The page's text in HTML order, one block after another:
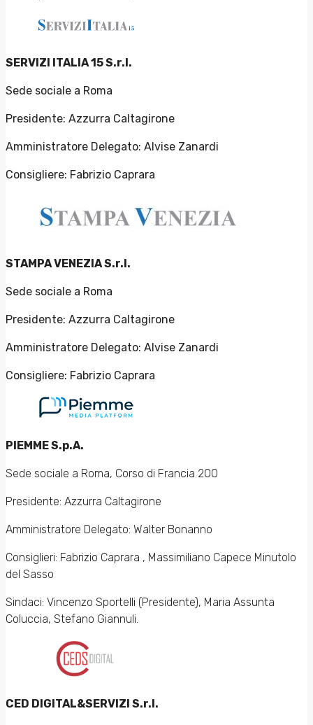
SERVIZI ITALIA 15 S.r.l.
Sede sociale a Roma
Presidente: Azzurra Caltagirone
Amministratore Delegato: Alvise Zanardi
Consigliere: Fabrizio Caprara
STAMPA VENEZIA S.r.l.
Sede sociale a Roma
Presidente: Azzurra Caltagirone
Amministratore Delegato: Alvise Zanardi
Consigliere: Fabrizio Caprara
PIEMME S.p.A.
Sede sociale a Roma, Corso di Francia 200
Presidente: Azzurra Caltagirone
Amministratore Delegato: Walter Bonanno
Consiglieri: Fabrizio Caprara , Massimiliano Capece Minutolo
del Sasso
Sindaci: Vincenzo Sportelli (Presidente), Maria Assunta
Coluccia, Stefano Giannuli.
CED DIGITAL&SERVIZI S.r.l.